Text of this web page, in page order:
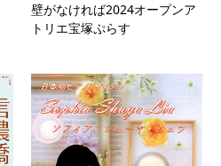
壁がなければ2024オープンア
トリエ宝塚ぷらす